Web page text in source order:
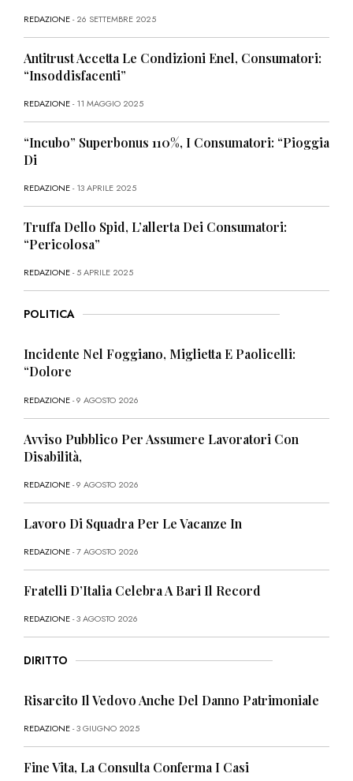
REDAZIONE- 26 SETTEMBRE 2025
Antitrust Accetta Le Condizioni Enel, Consumatori:
“Insoddisfacenti”
REDAZIONE- 11 MAGGIO 2025
“Incubo” Superbonus 110%, I Consumatori: “Pioggia
Di
REDAZIONE- 13 APRILE 2025
Truffa Dello Spid, L’allerta Dei Consumatori:
“Pericolosa”
REDAZIONE- 5 APRILE 2025
POLITICA
Incidente Nel Foggiano, Miglietta E Paolicelli:
“Dolore
REDAZIONE- 9 AGOSTO 2026
Avviso Pubblico Per Assumere Lavoratori Con
Disabilità,
REDAZIONE- 9 AGOSTO 2026
Lavoro Di Squadra Per Le Vacanze In
REDAZIONE- 7 AGOSTO 2026
Fratelli D’Italia Celebra A Bari Il Record
REDAZIONE- 3 AGOSTO 2026
DIRITTO
Risarcito Il Vedovo Anche Del Danno Patrimoniale
REDAZIONE- 3 GIUGNO 2025
Fine Vita, La Consulta Conferma I Casi